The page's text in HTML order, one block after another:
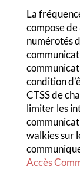
La
compose
numérotés
condition
CTSS de
limiter les
walkies sur
Accès